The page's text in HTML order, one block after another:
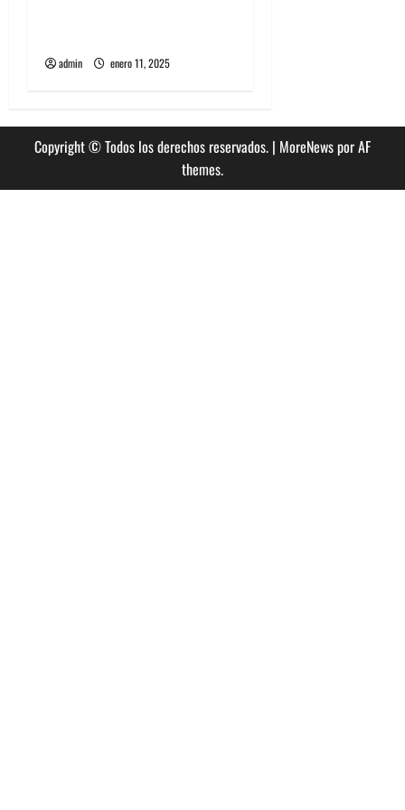
admin enero 11, 2025
Copyright © Todos los derechos reservados. | MoreNewspor AF
themes.